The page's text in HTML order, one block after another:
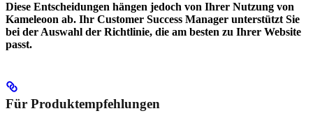
Diese Entscheidungen hängen jedoch von Ihrer Nutzung von
Kameleoon ab. Ihr Customer Success Manager unterstützt Sie
bei der Auswahl der Richtlinie, die am besten zu Ihrer Website
passt.
Für Produktempfehlungen